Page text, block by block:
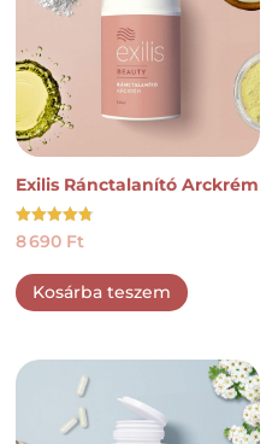
Exilis Ránctalanító Arckrém
Értékelés:
4.73
8 690 Ft
Kosárba teszem